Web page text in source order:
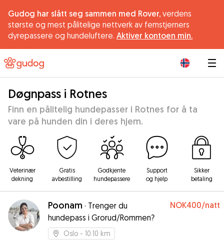
Gudog har slått seg sammen med Rover, verdens
største og mest pålitelige nettverk av femstjerners
dyrepassere og hundeluftere. Aktiver kontoen min.
Døgnpass i Rotnes
Finn en pålitelig hundepasser i Rotnes for å ta
vare på hunden din i deres hjem.
Veterinær
dekning
Gratis
avbestilling
Godkjente
hundepassere
Support
og hjelp
Sikker
betaling
Poonam · Trenger du
hundepass i Grorud/Rommen?
NOK400/natt
Oslo - 10.10 km